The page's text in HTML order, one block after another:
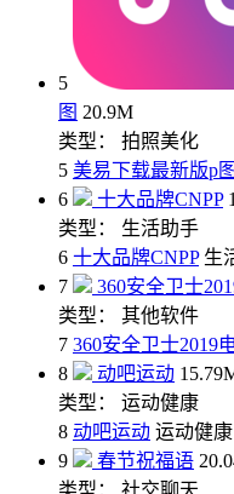
5
图 20.9M
类型： 拍照美化
5 美易下载最新版p图
6
十大品牌CNPP
类型： 生活助手
6 十大品牌CNPP 生
7
360安全卫士
类型： 其他软件
7 360安全卫士2019
8
动吧运动
类型： 运动健康
8 动吧运动 运动健康
9
春节祝福语
类型： 社交聊天